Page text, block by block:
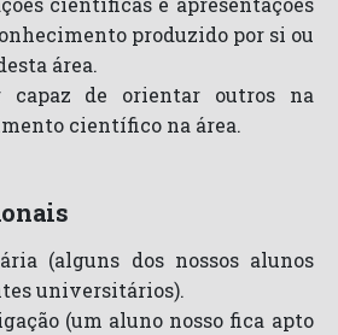
produzido por si ou
área.
capaz de orientar outros na
científico na área.
(alguns dos nossos alunos
universitários).
(um aluno nosso fica apto